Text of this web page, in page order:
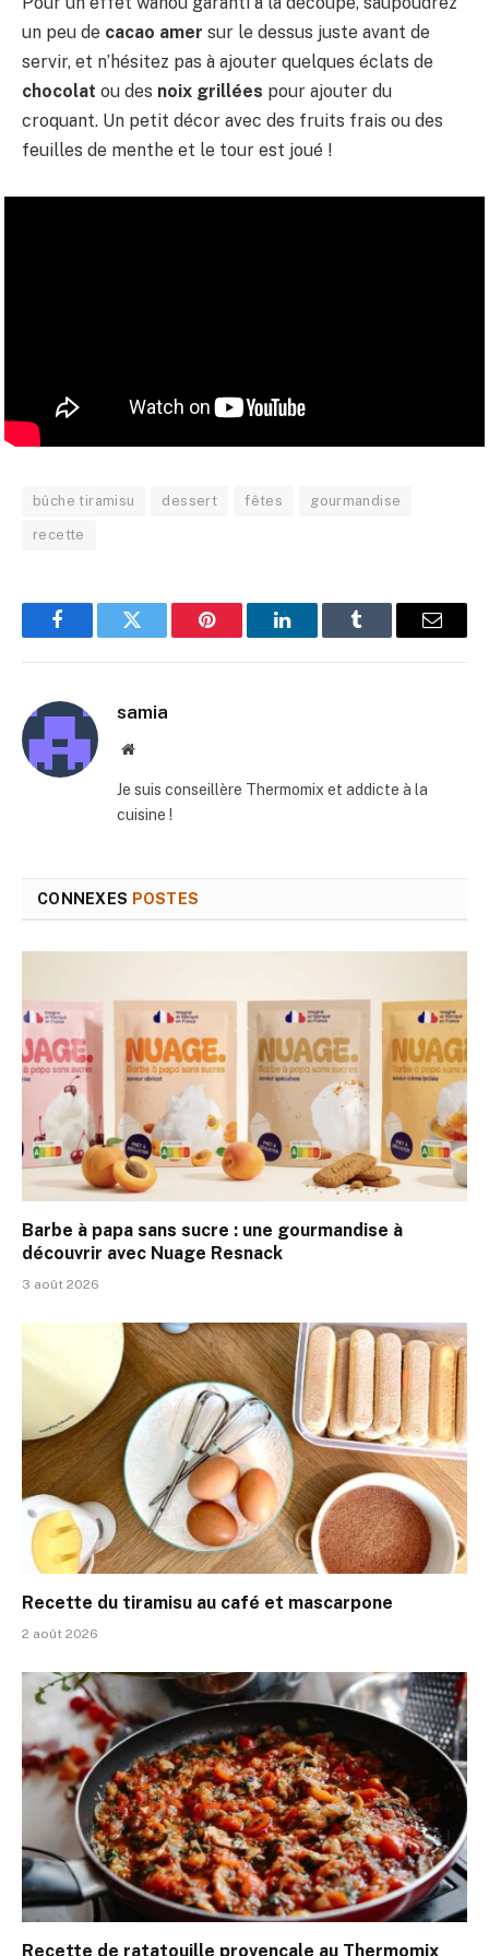
un peu de cacao amer sur le dessus juste avant de
servir, et n’hésitez pas à ajouter quelques éclats de
chocolat ou des noix grillées pour ajouter du
croquant. Un petit décor avec des fruits frais ou des
feuilles de menthe et le tour est joué !
bûche tiramisu dessert fêtes gourmandise
recette
FacebookTwitter Pinterest LinkedInTumblr
E-
samia
Site
Je suis conseillère Thermomix et addicte à la
cuisine !
CONNEXES POSTES
Barbe à papa sans sucre : une gourmandise à
découvrir avec Nuage Resnack
3 août 2026
Recette du tiramisu au café et mascarpone
2 août 2026
Recette de ratatouille provençale au Thermomix